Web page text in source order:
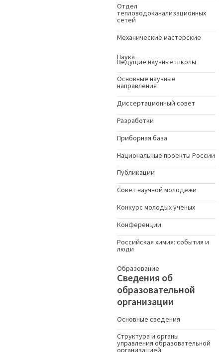
Отдел
тепловодоканализационных
сетей
Механические мастерские
Наука
Ведущие научные школы
Основные научные
направления
Диссертационный совет
Разработки
Приборная база
Национальные проекты России
Публикации
Совет научной молодежи
Конкурс молодых ученыx
Конференции
Российская химия: события и
люди
Образование
Сведения об
образовательной
организации
Основные сведения
Структура и органы
управления образовательной